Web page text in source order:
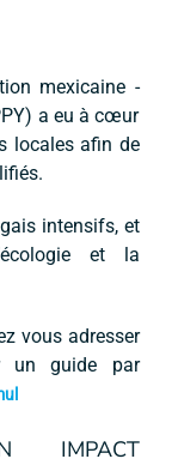
mexicaine -
a eu à cœur
locales afin de
intensifs, et
et la
vous adresser
un guide par
IMPACT